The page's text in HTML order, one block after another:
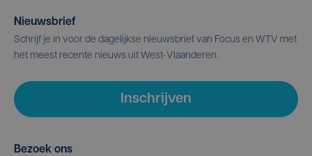
Nieuwsbrief
Schrijf je in voor de dagelijkse nieuwsbrief van Focus en WTV met
het meest recente nieuws uit West-Vlaanderen.
Inschrijven
Bezoek ons